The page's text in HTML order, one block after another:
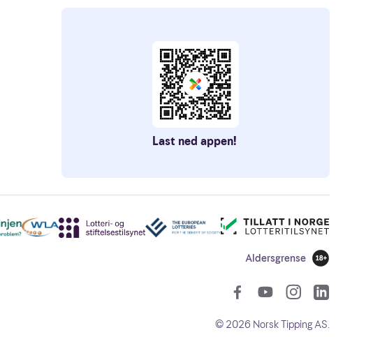
Last ned appen!
Aldersgrense
18 år
© 2026 Norsk Tipping AS.